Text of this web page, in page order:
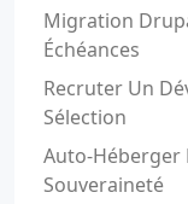
Migration
Échéances
Recruter Un
Sélection
Auto-Héberger
Souveraineté